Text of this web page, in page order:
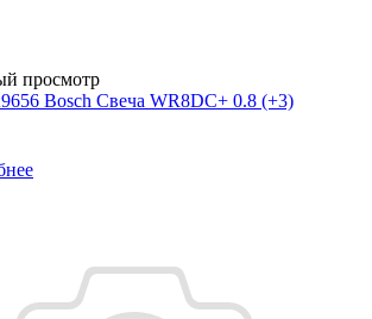
просмотр
Bosch Свеча WR8DC+ 0.8 (+3)